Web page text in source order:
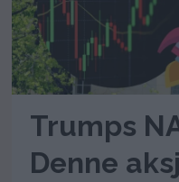
Trumps
Denne